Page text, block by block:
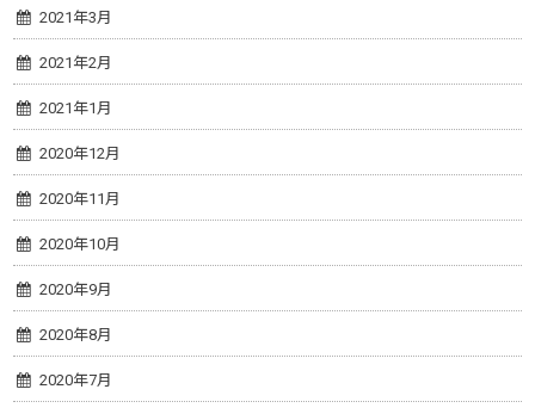
2021年3月
2021年2月
2021年1月
2020年12月
2020年11月
2020年10月
2020年9月
2020年8月
2020年7月